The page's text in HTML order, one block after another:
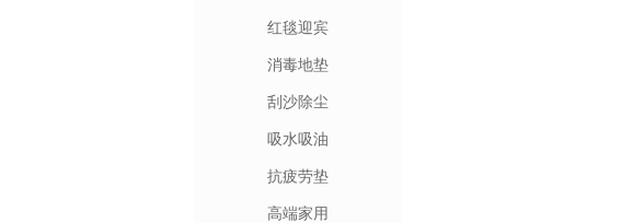
红毯迎宾
消毒地垫
刮沙除尘
吸水吸油
抗疲劳垫
高端家用